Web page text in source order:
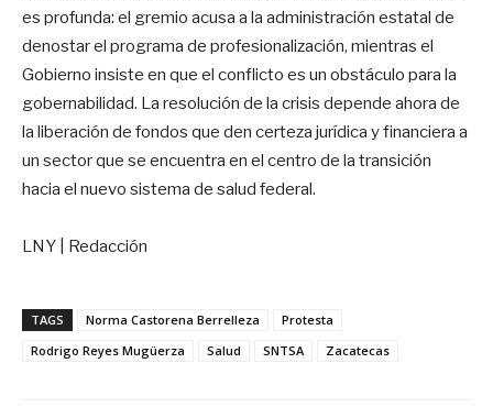
es profunda: el gremio acusa a la administración estatal de
denostar el programa de profesionalización, mientras el
Gobierno insiste en que el conflicto es un obstáculo para la
gobernabilidad. La resolución de la crisis depende ahora de
la liberación de fondos que den certeza jurídica y financiera a
un sector que se encuentra en el centro de la transición
hacia el nuevo sistema de salud federal.
LNY | Redacción
TAGS Norma Castorena Berrelleza
Protesta
Rodrigo Reyes Mugüerza
Salud SNTSA Zacatecas